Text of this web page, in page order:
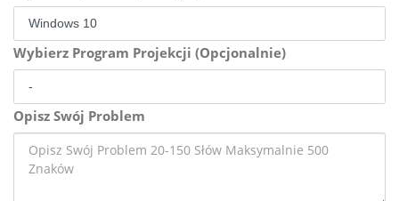
Wybierz Program Projekcji (Opcjonalnie)
Opisz Swój Problem